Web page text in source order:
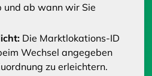
und ab wann wir Sie
Die Marktlokations-ID
Wechsel angegeben
zu erleichtern.